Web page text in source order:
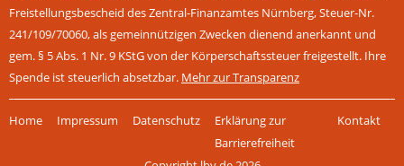
Freistellungsbescheid des Zentral-Finanzamtes Nürnberg, Steuer-Nr.
241/109/70060, als gemeinnützigen Zwecken dienend anerkannt und
gem. § 5 Abs. 1 Nr. 9 KStG von der Körperschaftssteuer freigestellt. Ihre
Spende ist steuerlich absetzbar. Mehr zur Transparenz
überspringen
Home Impressum Datenschutz
Erklärung zur
Barrierefreiheit
Kontakt